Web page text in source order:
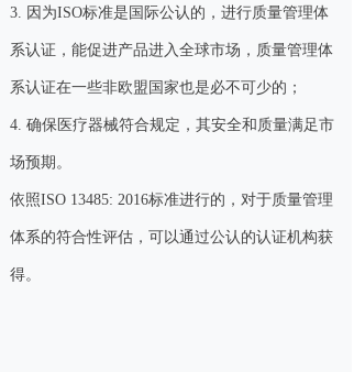
3. 因为ISO标准是国际公认的，进行质量管理体
系认证，能促进产品进入全球市场，质量管理体
系认证在一些非欧盟国家也是必不可少的；
4. 确保医疗器械符合规定，其安全和质量满足市
场预期。
依照ISO 13485: 2016标准进行的，对于质量管理
体系的符合性评估，可以通过公认的认证机构获
得。